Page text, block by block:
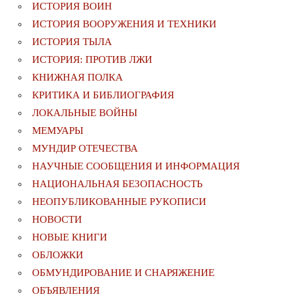
ИСТОРИЯ ВОИН
ИСТОРИЯ ВООРУЖЕНИЯ И ТЕХНИКИ
ИСТОРИЯ ТЫЛА
ИСТОРИЯ: ПРОТИВ ЛЖИ
КНИЖНАЯ ПОЛКА
КРИТИКА И БИБЛИОГРАФИЯ
ЛОКАЛЬНЫЕ ВОЙНЫ
МЕМУАРЫ
МУНДИР ОТЕЧЕСТВА
НАУЧНЫЕ СООБЩЕНИЯ И ИНФОРМАЦИЯ
НАЦИОНАЛЬНАЯ БЕЗОПАСНОСТЬ
НЕОПУБЛИКОВАННЫЕ РУКОПИСИ
НОВОСТИ
НОВЫЕ КНИГИ
ОБЛОЖКИ
ОБМУНДИРОВАНИЕ И СНАРЯЖЕНИЕ
ОБЪЯВЛЕНИЯ